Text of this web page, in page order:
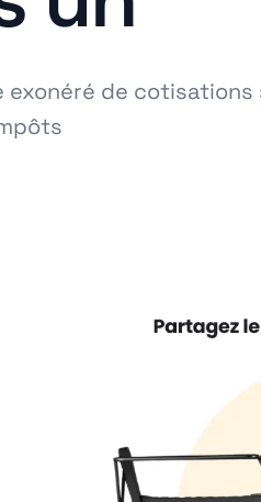
exonéré de